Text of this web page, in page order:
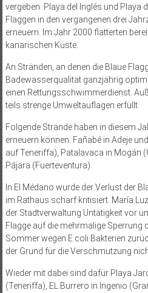
vergeben. Playa del Inglés und Playa
Flaggen in den vergangenen drei
erneuern. Im Jahr 2000 flatterten
kanarischen Küste.
An Stränden, an denen die Blaue
Badewasserqualität ganzjährig
einen Rettungsschwimmerdienst.
teils strenge Umweltauflagen erfüllt.
Folgende Strände haben in diesem
erneuern können: Fañabé in Adeje und
auf Teneriffa), Patalavaca in Mogán
Pájara (Fuerteventura).
In El Médano wurde der Verlust der
im Rathaus scharf kritisiert. María
der Stadtverwaltung Untätigkeit vor
Flagge auf die mehrmalige Sperrung
Sommer wegen E.coli Bakterien
der Grund für die Verschmutzung
Wieder mit dabei sind dafür Playa
(Teneriffa), EL Burrero in Ingenio